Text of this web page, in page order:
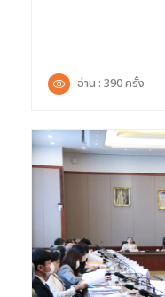
อ่าน : 390 ครั้ง